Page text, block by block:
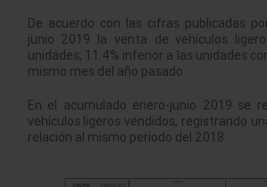
De acuerdo con las cifras publicadas
junio 2019 la venta de vehículos
unidades, 11.4% inferior a las unidades
mismo mes del año pasado.
En el acumulado enero-junio 2019 se
vehículos ligeros vendidos, registrando
relación al mismo periodo del 2018.